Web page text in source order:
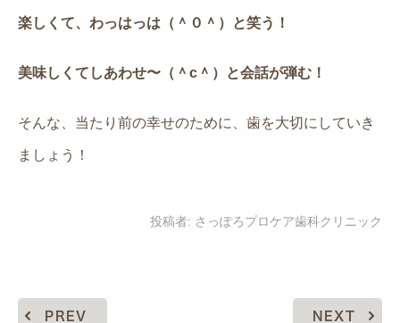
楽しくて、わっはっは（＾０＾）と笑う！
美味しくてしあわせ〜（＾c＾）と会話が弾む！
そんな、当たり前の幸せのために、歯を大切にしていき
ましょう！
投稿者: さっぽろプロケア歯科クリニック
PREV NEXT